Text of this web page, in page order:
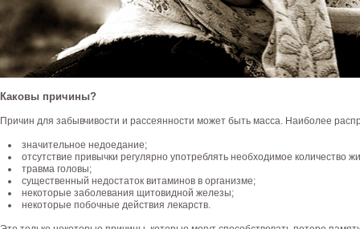
Каковы причины?
Причин для забывчивости и рассеянности может быть масса. Наиболее
значительное недоедание;
отсутствие привычки регулярно употреблять необходимое количество
травма головы;
существенный недостаток витаминов в организме;
некоторые заболевания щитовидной железы;
некоторые побочные действия лекарств.